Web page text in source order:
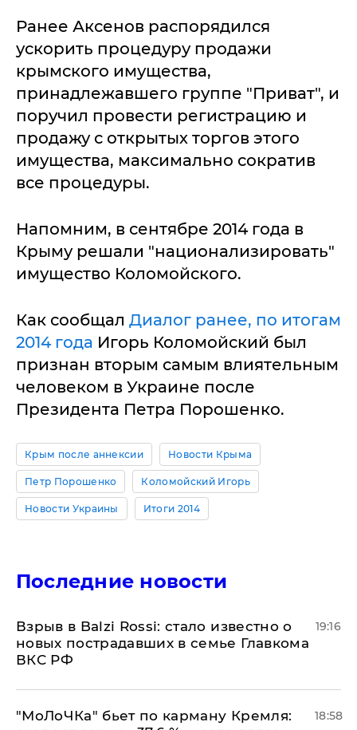
Ранее Аксенов распорядился
ускорить процедуру продажи
крымского имущества,
принадлежавшего группе "Приват", и
поручил провести регистрацию и
продажу с открытых торгов этого
имущества, максимально сократив
все процедуры.
Напомним, в сентябре 2014 года в
Крыму решали "национализировать"
имущество Коломойского.
Как сообщал Диалог ранее, по итогам
2014 года Игорь Коломойский был
признан вторым самым влиятельным
человеком в Украине после
Президента Петра Порошенко.
Крым после аннексии Новости Крыма
Петр Порошенко Коломойский Игорь
Новости Украины Итоги 2014
Последние новости
Взрыв в Balzi Rossi: стало известно о
новых пострадавших в семье Главкома
ВКС РФ
19:16
​"МоЛоЧКа" бьет по карману Кремля:
18:58